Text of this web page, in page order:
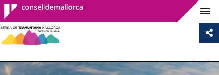
Consell de
Mallorca